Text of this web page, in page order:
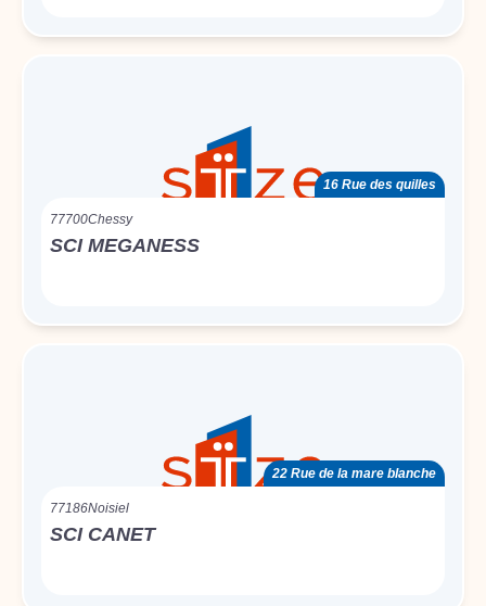
16 Rue des quilles
77700Chessy
SCI MEGANESS
22 Rue de la mare blanche
77186Noisiel
SCI CANET